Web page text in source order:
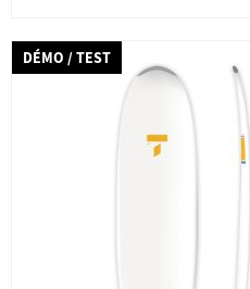
DÉMO / TEST